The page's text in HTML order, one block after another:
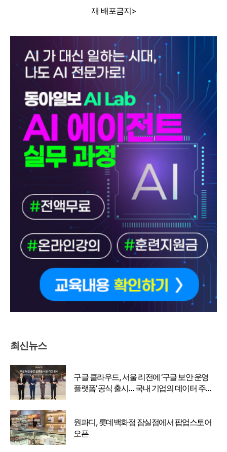
재 배포금지>
최신뉴스
구글 클라우드, 서울 리전에 ‘구글 보안 운영
플랫폼’ 공식 출시… 국내 기업의 데이터 주권
원파디, 롯데백화점 잠실점에서 팝업스토어
오픈